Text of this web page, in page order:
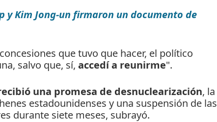
y Kim Jong-un firmaron un documento de
que tuvo que hacer, el político
salvo que, sí, accedí a reunirme".
una promesa de desnuclearización, la
estadounidenses y una suspensión de las
durante siete meses, subrayó.